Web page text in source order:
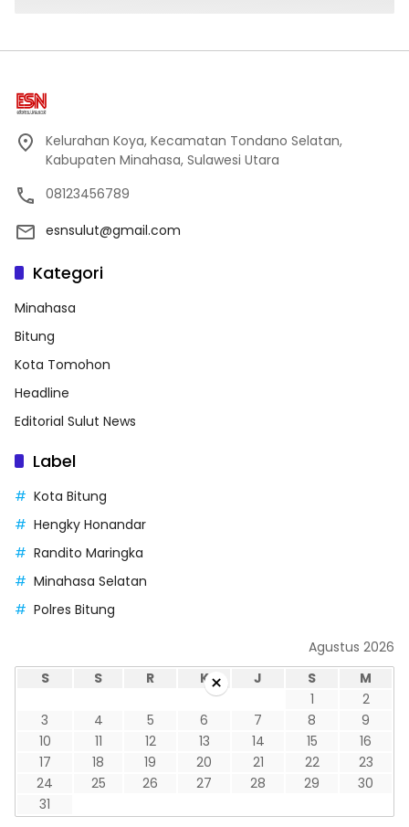
Kelurahan Koya, Kecamatan Tondano Selatan,
Kabupaten Minahasa, Sulawesi Utara
08123456789
esnsulut@gmail.com
Kategori
Minahasa
Bitung
Kota Tomohon
Headline
Editorial Sulut News
Label
Kota Bitung
Hengky Honandar
Randito Maringka
Minahasa Selatan
Polres Bitung
Agustus 2026
S
S R K J S
M
1
2
3
4 5 6 7 8
9
10
11 12 13 14 15
16
17
18 19 20 21 22
23
24
25 26 27 28 29
30
31
×